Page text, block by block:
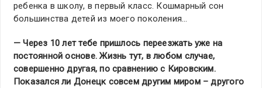
ребенка в школу, в первый класс. Кошмарный сон
большинства детей из моего поколения…
— Через 10 лет тебе пришлось переезжать уже на
постоянной основе. Жизнь тут, в любом случае,
совершенно другая, по сравнению с Кировским.
Показался ли Донецк совсем другим миром – другого